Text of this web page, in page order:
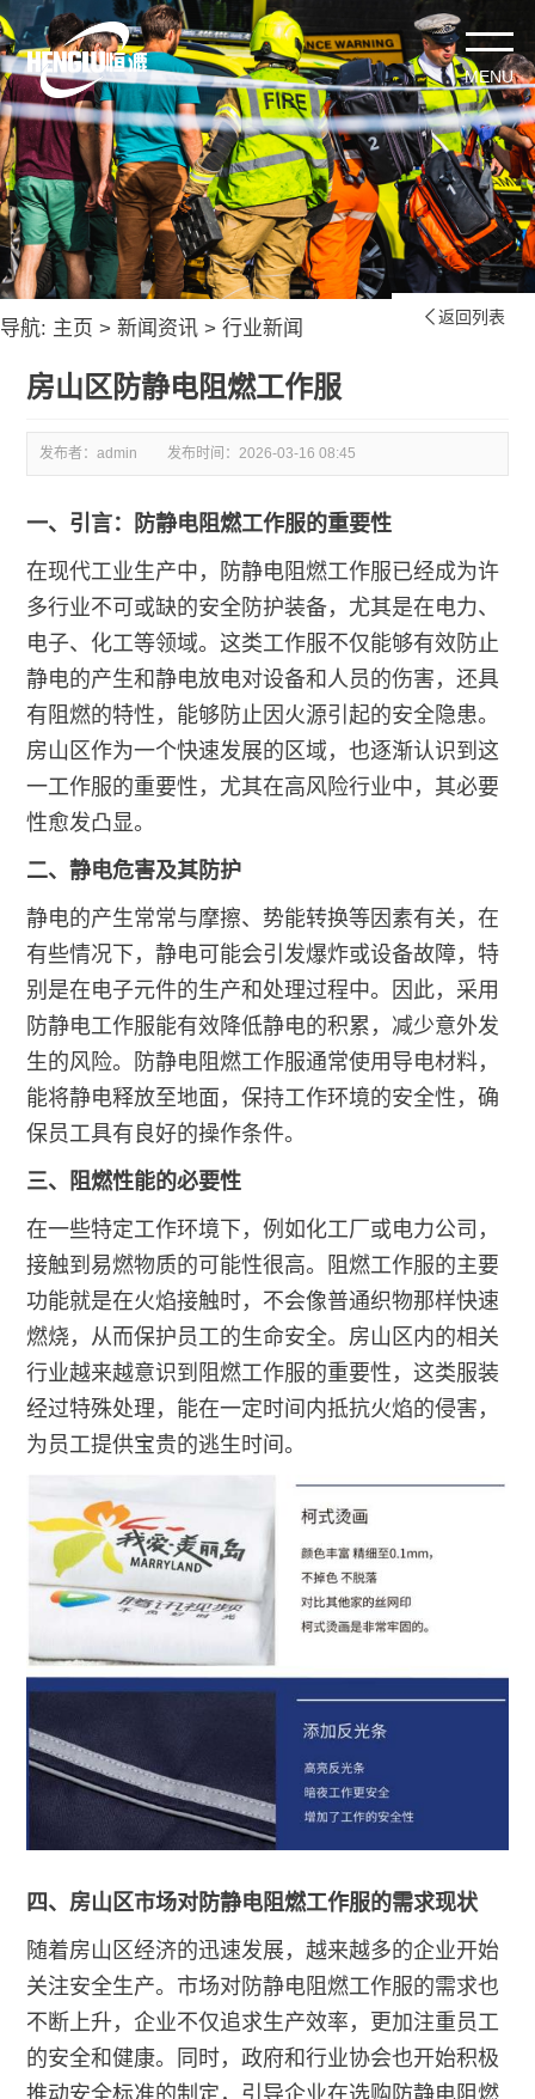
导航: 主页 > 新闻资讯 > 行业新闻  返回列表
房山区防静电阻燃工作服
发布者：admin 发布时间：2026-03-16 08:45
一、引言：防静电阻燃工作服的重要性
在现代工业生产中，防静电阻燃工作服已经成为许
多行业不可或缺的安全防护装备，尤其是在电力、
电子、化工等领域。这类工作服不仅能够有效防止
静电的产生和静电放电对设备和人员的伤害，还具
有阻燃的特性，能够防止因火源引起的安全隐患。
房山区作为一个快速发展的区域，也逐渐认识到这
一工作服的重要性，尤其在高风险行业中，其必要
性愈发凸显。
二、静电危害及其防护
静电的产生常常与摩擦、势能转换等因素有关，在
有些情况下，静电可能会引发爆炸或设备故障，特
别是在电子元件的生产和处理过程中。因此，采用
防静电工作服能有效降低静电的积累，减少意外发
生的风险。防静电阻燃工作服通常使用导电材料，
能将静电释放至地面，保持工作环境的安全性，确
保员工具有良好的操作条件。
三、阻燃性能的必要性
在一些特定工作环境下，例如化工厂或电力公司，
接触到易燃物质的可能性很高。阻燃工作服的主要
功能就是在火焰接触时，不会像普通织物那样快速
燃烧，从而保护员工的生命安全。房山区内的相关
行业越来越意识到阻燃工作服的重要性，这类服装
经过特殊处理，能在一定时间内抵抗火焰的侵害，
为员工提供宝贵的逃生时间。
四、房山区市场对防静电阻燃工作服的需求现状
随着房山区经济的迅速发展，越来越多的企业开始
关注安全生产。市场对防静电阻燃工作服的需求也
不断上升，企业不仅追求生产效率，更加注重员工
的安全和健康。同时，政府和行业协会也开始积极